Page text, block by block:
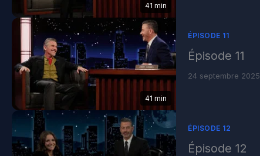
41 min
41 min
ÉPISODE 11
Épisode 11
24 septembre 2025
ÉPISODE 12
Épisode 12